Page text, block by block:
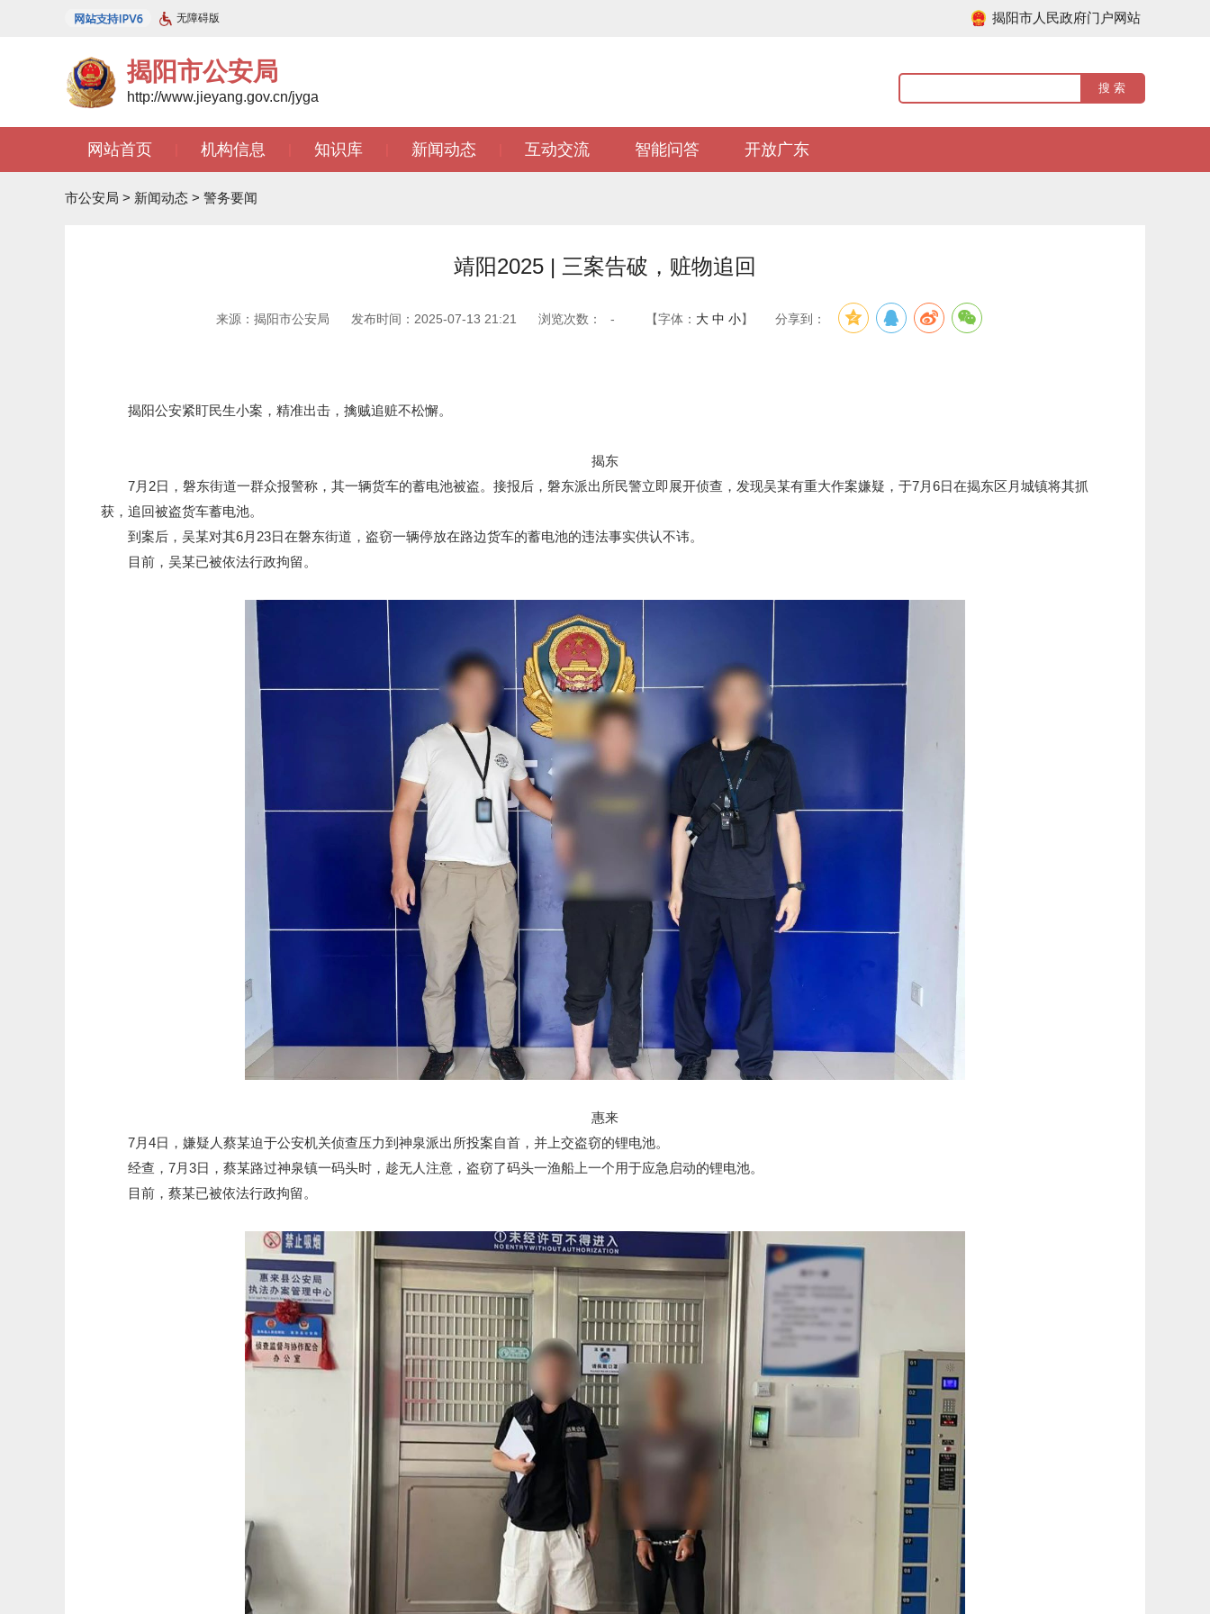
无障碍版 揭阳市人民政府门户网站
揭阳市公安局
http://www.jieyang.gov.cn/jyga
网站首页 机构信息 知识库 新闻动态 互动交流 智能问答 开放广东
市公安局 > 新闻动态 > 警务要闻
靖阳2025 | 三案告破，赃物追回
来源：揭阳市公安局 发布时间：2025-07-13 21:21 浏览次数： - 【字体： 大 中 小】 分享到：
揭阳公安紧盯民生小案，精准出击，擒贼追赃不松懈。
揭东
7月2日，磐东街道一群众报警称，其一辆货车的蓄电池被盗。接报后，磐东派出所民警立即展开侦查，发现吴某有重大作案嫌疑，于7月6日在揭东区月城镇将其抓
获，追回被盗货车蓄电池。
到案后，吴某对其6月23日在磐东街道，盗窃一辆停放在路边货车的蓄电池的违法事实供认不讳。
目前，吴某已被依法行政拘留。
惠来
7月4日，嫌疑人蔡某迫于公安机关侦查压力到神泉派出所投案自首，并上交盗窃的锂电池。
经查，7月3日，蔡某路过神泉镇一码头时，趁无人注意，盗窃了码头一渔船上一个用于应急启动的锂电池。
目前，蔡某已被依法行政拘留。